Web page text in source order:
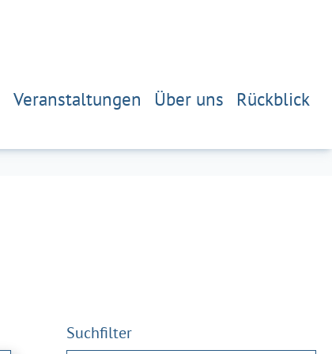
Veranstaltungen Über uns Rückblick
Suchfilter